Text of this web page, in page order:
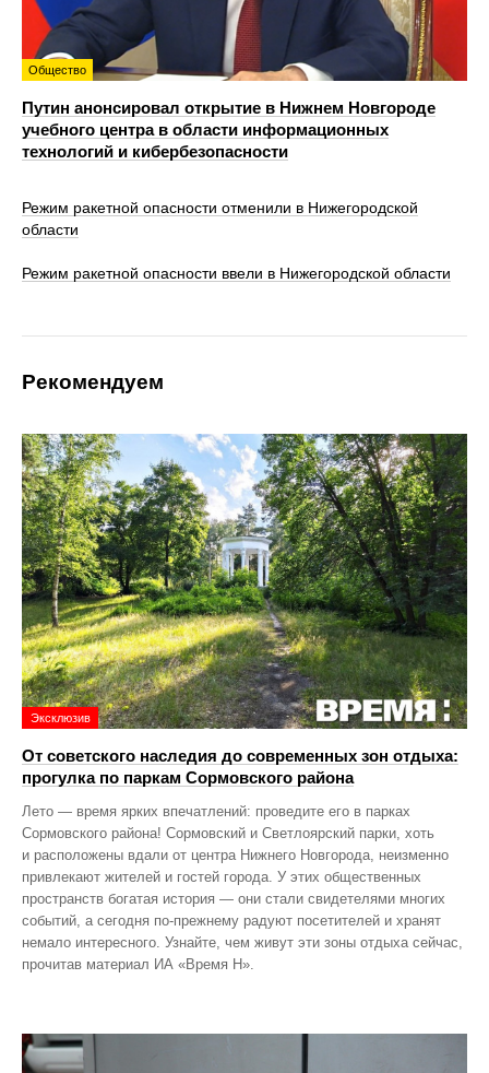
Общество
Путин анонсировал открытие в Нижнем Новгороде
учебного центра в области информационных
технологий и кибербезопасности
Режим ракетной опасности отменили в Нижегородской
области
Режим ракетной опасности ввели в Нижегородской области
Рекомендуем
Эксклюзив
От советского наследия до современных зон отдыха:
прогулка по паркам Сормовского района
Лето — время ярких впечатлений: проведите его в парках
Сормовского района! Сормовский и Светлоярский парки, хоть
и расположены вдали от центра Нижнего Новгорода, неизменно
привлекают жителей и гостей города. У этих общественных
пространств богатая история — они стали свидетелями многих
событий, а сегодня по‑прежнему радуют посетителей и хранят
немало интересного. Узнайте, чем живут эти зоны отдыха сейчас,
прочитав материал ИА «Время Н».